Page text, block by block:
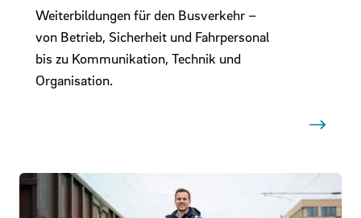
Weiterbildungen für den Busverkehr –
von Betrieb, Sicherheit und Fahrpersonal
bis zu Kommunikation, Technik und
Organisation.